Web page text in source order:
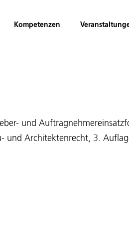
Kompetenzen
und
und Architektenrecht, 3.